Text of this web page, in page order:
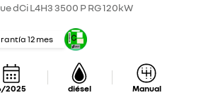
dCi L4H3 3500 P RG 120kW
12 mes
2025 diésel Manual